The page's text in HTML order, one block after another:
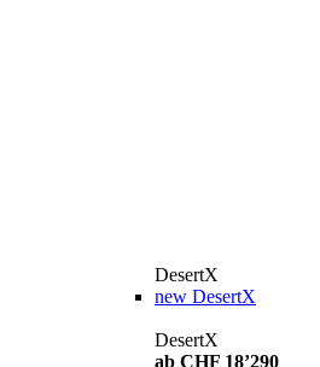
DesertX
new DesertX
DesertX
ab CHF 18’290